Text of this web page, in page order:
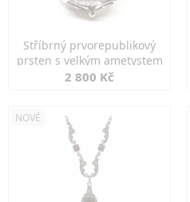
Stříbrný prvorepublikový
prsten s velkým ametystem
2 800 Kč
NOVÉ